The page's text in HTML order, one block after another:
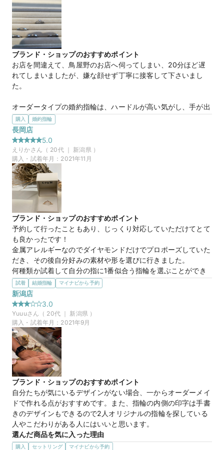
価格帯 20万円
来店特典
この店舗のおすすめ特典情報
条件クリアで最大60,000円分の電子マネーがもらえる【マイナビ
ウエディングカップル応援キャンペーン】
ブランド・ショップのおすすめポイント
お店を間違えて、鳥屋野のお店へ伺ってしまい、20分ほど遅
れてしまいましたが、嫌な顔せず丁寧に接客して下さいまし
た。
オーダータイプの婚約指輪は、ハードルが高い気がし、手が出
ないかなと思いましたが、お店へ伺ってみると、気軽にお話で
きる雰囲気で緊張感もほぐれました。
選んだ商品を気に入った理由
色味が、さまざま選べます。
プラチナやイエローゴールド、ピンクゴールド、ホワイトゴー
ルドなど。
いつもピンキーリングはピンクゴールドを付けていたので好き
な色味があって良かったです。
また金属アレルギーに対応した、素材もえらべるようです。ピ
アスは元々していましたが、年齢を重ねるごとに合わないなと
感じていたので、オーダーで、選べる素材があって嬉しい配慮
でした。
紳士物は、マットタイプのものがオシャレだったのでペアで選
びました。
新婦用は、真ん中の大きな粒のダイヤのデザインが可愛かった
ので、一緒にお見積もりして頂きました。
購入 婚約指輪
長岡店
5.0
えりかさん（ 20代 ｜ 新潟県 ）
購入・試着年月： 2021年11月
ブランド・ショップのおすすめポイント
予約して行ったこともあり、じっくり対応していただけてとて
も良かったです！
金属アレルギーなのでダイヤモンドだけでプロポーズしていた
だき、その後自分好みの素材や形を選びに行きました。
何種類か試着して自分の指に1番似合う指輪を選ぶことができ
ました。
選んだ商品を気に入った理由
アレルギー素材の相談にも乗っていただきましたが、婚約指輪
は毎日つけるわけではないので、1番気に入ったピンクゴール
ドを選びました。
今のところアレルギー症状も出ず大満足です！
内側の刻印の字体も可愛くてお気に入りです(*^^*)
来店特典
この店舗のおすすめ特典情報
条件クリアで最大60,000円分の電子マネーがもらえる【マイナビ
ウエディングカップル応援キャンペーン】
試着 結婚指輪 マイナビから予約
新潟店
3.0
Yuuuさん（ 20代 ｜ 新潟県 ）
購入・試着年月： 2021年9月
ブランド・ショップのおすすめポイント
自分たちが気にいるデザインがない場合、一からオーダーメイ
ドで作れる点がおすすめです。また、指輪の内側の印字は手書
きのデザインもできるので2人オリジナルの指輪を探している
人やこだわりがある人にはいいと思います。
選んだ商品を気に入った理由
他の店舗では出会えないようなデザインを自分たちで作れる世
購入 セットリング マイナビから予約